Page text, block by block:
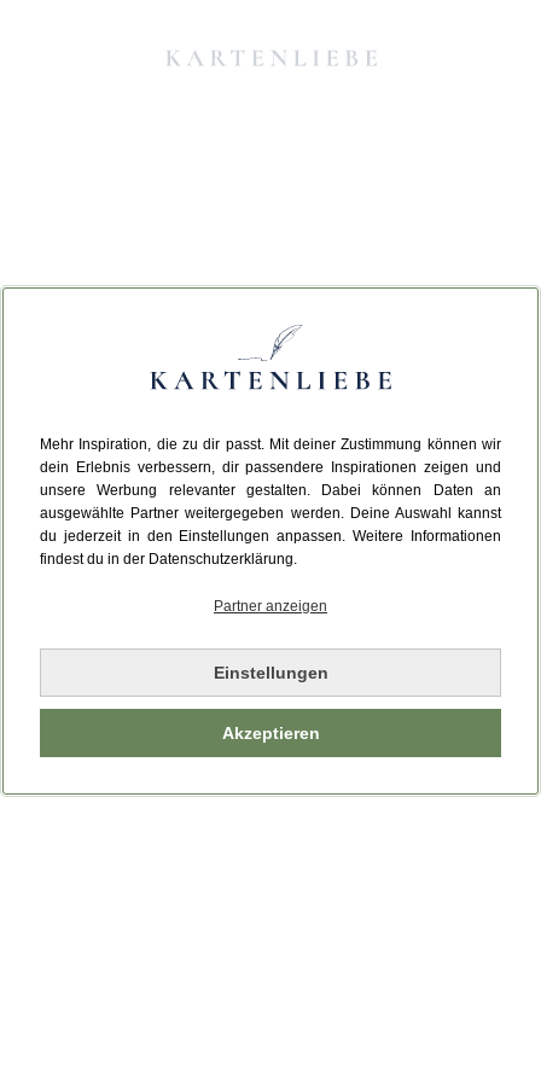
Mehr Inspiration, die zu dir passt. Mit deiner Zustimmung können wir
dein Erlebnis verbessern, dir passendere Inspirationen zeigen und
unsere Werbung relevanter gestalten. Dabei können Daten an
ausgewählte Partner weitergegeben werden. Deine Auswahl kannst
du jederzeit in den Einstellungen anpassen. Weitere Informationen
findest du in der Datenschutzerklärung.
Partner anzeigen
Einstellungen
Akzeptieren
Da ist etwas schiefgelaufen.
Leider ist ein technischer Fehler aufgetreten.
Bitte laden Sie die Seite neu.